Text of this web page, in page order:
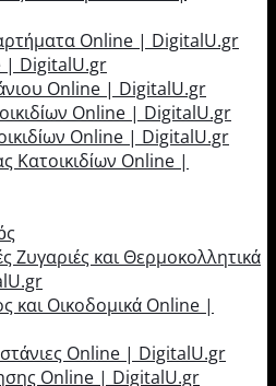
Online | DigitalU.gr
| DigitalU.gr
Online | DigitalU.gr
Online | DigitalU.gr
Online | DigitalU.gr
Κατοικιδίων Online |
Ζυγαριές και Θερμοκολλητικά
και Οικοδομικά Online |
Online | DigitalU.gr
Online | DigitalU.gr